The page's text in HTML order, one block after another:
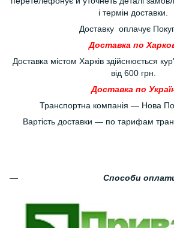
і термін доставки.
Доставку оплачує
Доставка по
Доставка містом Харків здійснюється
від 600 грн.
Доставка по
Транспортна компанія — Нова
Вартість доставки — по тарифам
Способи